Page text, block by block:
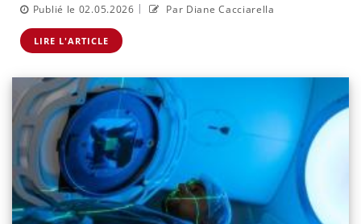
Publié le 02.05.2026 | Par Diane Cacciarella
LIRE L'ARTICLE